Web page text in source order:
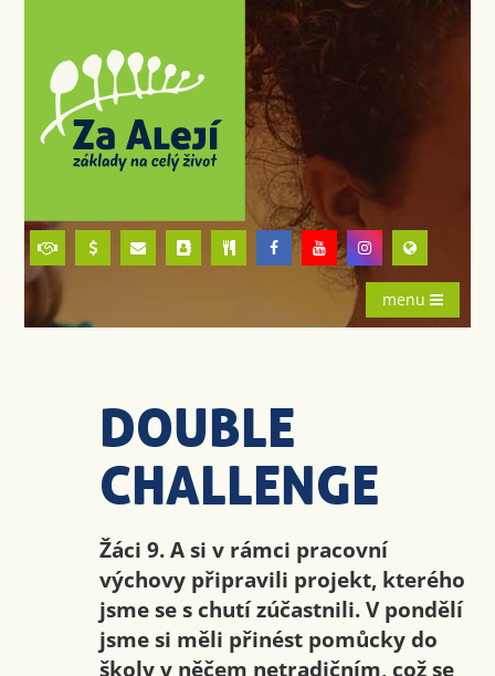
menu
DOUBLE
CHALLENGE
Žáci 9. A si v rámci pracovní
výchovy připravili projekt, kterého
jsme se s chutí zúčastnili. V pondělí
jsme si měli přinést pomůcky do
školy v něčem netradičním, což se